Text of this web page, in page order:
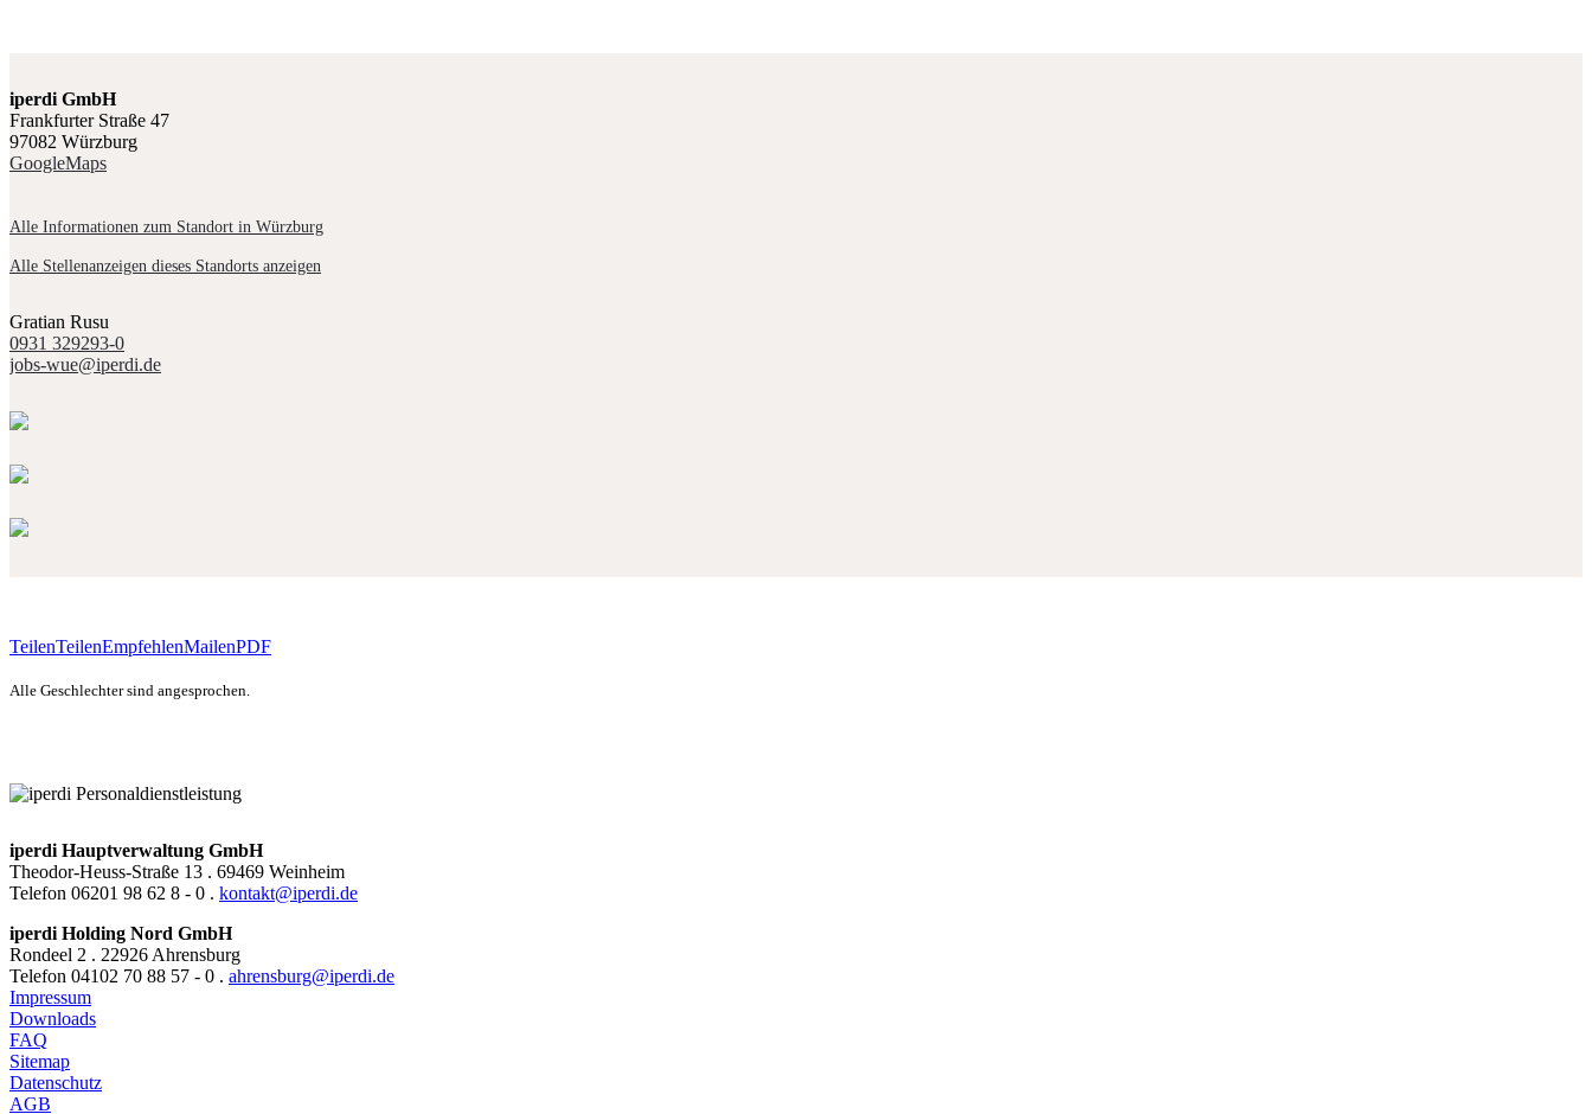
iperdi GmbH
Frankfurter Straße 47
97082 Würzburg
GoogleMaps
Alle Informationen zum Standort in Würzburg
Alle Stellenanzeigen dieses Standorts anzeigen
Gratian Rusu
0931 329293-0
jobs-wue@iperdi.de
TeilenTeilenEmpfehlenMailenPDF
Alle Geschlechter sind angesprochen.
iperdi Hauptverwaltung GmbH
Theodor-Heuss-Straße 13 . 69469 Weinheim
Telefon 06201 98 62 8 - 0 . kontakt@iperdi.de
iperdi Holding Nord GmbH
Rondeel 2 . 22926 Ahrensburg
Telefon 04102 70 88 57 - 0 . ahrensburg@iperdi.de
Impressum
Downloads
FAQ
Sitemap
Datenschutz
AGB